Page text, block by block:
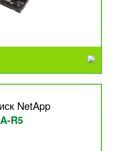
NetApp
R5